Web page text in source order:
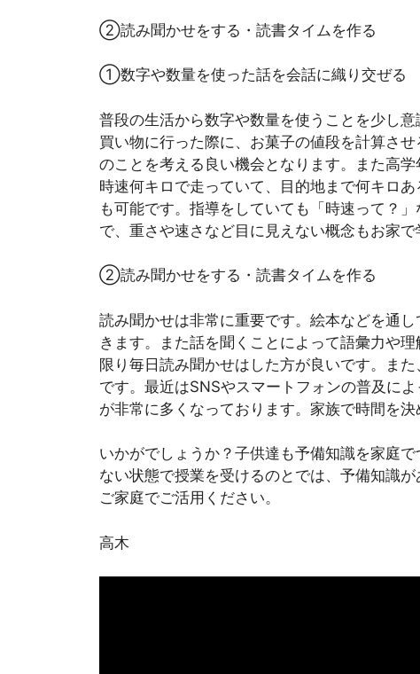
②読み聞かせをする・読書タイムを作る
①数字や数量を使った話を会話に織り交ぜる
普段の生活から数字や数量を使うことを少し
買い物に行った際に、お菓子の値段を計算さ
のことを考える良い機会となります。また高
時速何キロで走っていて、目的地まで何キロ
も可能です。指導をしていても「時速って？
で、重さや速さなど目に見えない概念もお家で
②読み聞かせをする・読書タイムを作る
読み聞かせは非常に重要です。絵本などを通
きます。また話を聞くことによって語彙力や
限り毎日読み聞かせはした方が良いです。ま
です。最近はSNSやスマートフォンの普及に
が非常に多くなっております。家族で時間を
いかがでしょうか？子供達も予備知識を家庭
ない状態で授業を受けるのとでは、予備知識
ご家庭でご活用ください。
高木